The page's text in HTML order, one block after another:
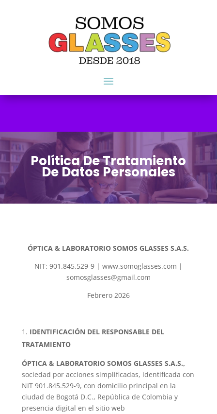
Política De Tratamiento
De Datos Personales
ÓPTICA & LABORATORIO SOMOS GLASSES S.A.S.
NIT: 901.845.529-9 | www.somoglasses.com |
somosglasses@gmail.com
Febrero 2026
IDENTIFICACIÓN DEL RESPONSABLE DEL
TRATAMIENTO
ÓPTICA & LABORATORIO SOMOS GLASSES S.A.S.,
sociedad por acciones simplificadas, identificada con
NIT 901.845.529-9, con domicilio principal en la
ciudad de Bogotá D.C., República de Colombia y
presencia digital en el sitio web